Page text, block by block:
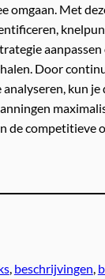
omgaan. Met
Door
kun je
de competitieve
, beschrijvingen,